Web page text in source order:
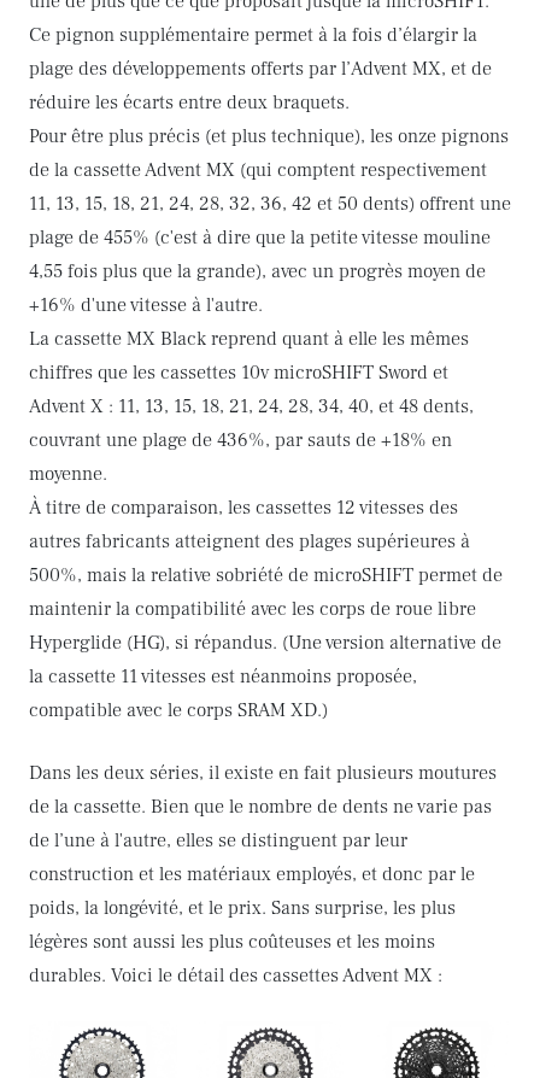
Ce pignon supplémentaire permet à la fois d’élargir la
plage des développements offerts par l’Advent MX, et de
réduire les écarts entre deux braquets.
Pour être plus précis (et plus technique), les onze pignons
de la cassette Advent MX (qui comptent respectivement
11, 13, 15, 18, 21, 24, 28, 32, 36, 42 et 50 dents) offrent une
plage de 455% (c'est à dire que la petite vitesse mouline
4,55 fois plus que la grande), avec un progrès moyen de
+16% d'une vitesse à l'autre.
La cassette MX Black reprend quant à elle les mêmes
chiffres que les cassettes 10v microSHIFT Sword et
Advent X : 11, 13, 15, 18, 21, 24, 28, 34, 40, et 48 dents,
couvrant une plage de 436%, par sauts de +18% en
moyenne.
À titre de comparaison, les cassettes 12 vitesses des
autres fabricants atteignent des plages supérieures à
500%, mais la relative sobriété de microSHIFT permet de
maintenir la compatibilité avec les corps de roue libre
Hyperglide (HG), si répandus. (Une version alternative de
la cassette 11 vitesses est néanmoins proposée,
compatible avec le corps SRAM XD.)
Dans les deux séries, il existe en fait plusieurs moutures
de la cassette. Bien que le nombre de dents ne varie pas
de l’une à l'autre, elles se distinguent par leur
construction et les matériaux employés, et donc par le
poids, la longévité, et le prix. Sans surprise, les plus
légères sont aussi les plus coûteuses et les moins
durables. Voici le détail des cassettes Advent MX :